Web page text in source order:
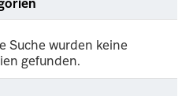
Suche wurden keine
gefunden.